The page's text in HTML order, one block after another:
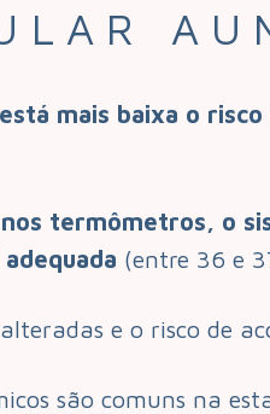
mais baixa o
termômetros, o
(entre 36 e
e o risco de
são comuns na